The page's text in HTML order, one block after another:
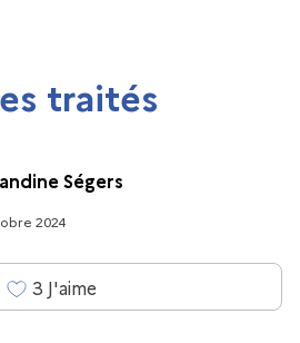
traités
Ségers
2024
3 J'aime